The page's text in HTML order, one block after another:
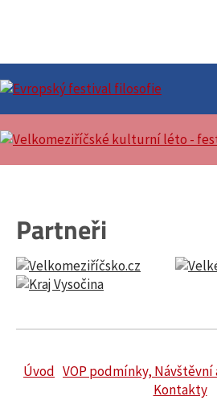
Partneři
Úvod VOP podmínky, Návštěvní
Kontakty